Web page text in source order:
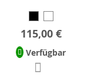
115,00 €
Verfügbar